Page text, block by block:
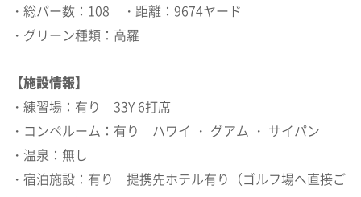
・総パー数：108 ・距離：9674ヤード
・グリーン種類：高羅
【施設情報】
・練習場：有り 33Y 6打席
・コンペルーム：有り ハワイ ・ グアム ・ サイパン
・温泉：無し
・宿泊施設：有り 提携先ホテル有り（ゴルフ場へ直接ご